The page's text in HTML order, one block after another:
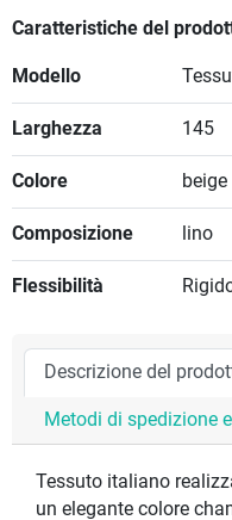
Caratteristiche del
Modello
Larghezza 145
Colore beige
Composizione lino
Flessibilità
Descrizione del
Metodi di spedizione
Tessuto italiano
un elegante colore